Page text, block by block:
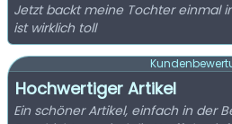
Jetzt backt meine Tochter einmal
ist wirklich toll
Hochwertiger Artikel
Ein schöner Artikel, einfach in der